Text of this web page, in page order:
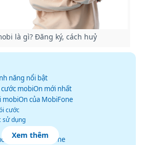
là gì? Đăng ký, cách huỷ
năng nổi bật
mobiOn mới nhất
của MobiFone
cước
sử dụng
của MobiFone
Xem thêm